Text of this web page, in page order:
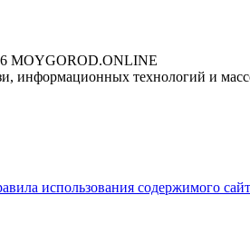
информационных технологий и
использования содержимого